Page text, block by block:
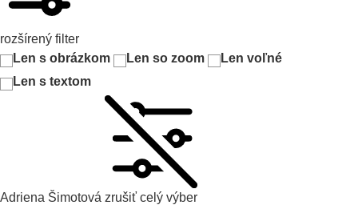
rozšírený filter
Len s obrázkom
Len so zoom
Len voľné
Len s textom
Adriena Šimotová zrušiť celý výber